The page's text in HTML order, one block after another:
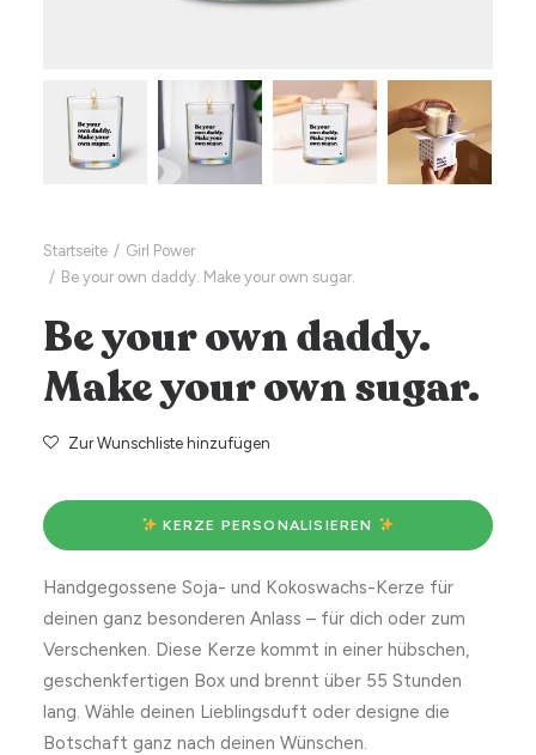
Startseite
Girl Power
Be your own daddy. Make your own sugar.
Be your own daddy.
Make your own sugar.
Zur Wunschliste hinzufügen
KERZE PERSONALISIEREN
Handgegossene Soja- und Kokoswachs-Kerze für
deinen ganz besonderen Anlass – für dich oder zum
Verschenken. Diese Kerze kommt in einer hübschen,
geschenkfertigen Box und brennt über 55 Stunden
lang. Wähle deinen Lieblingsduft oder designe die
Botschaft ganz nach deinen Wünschen.